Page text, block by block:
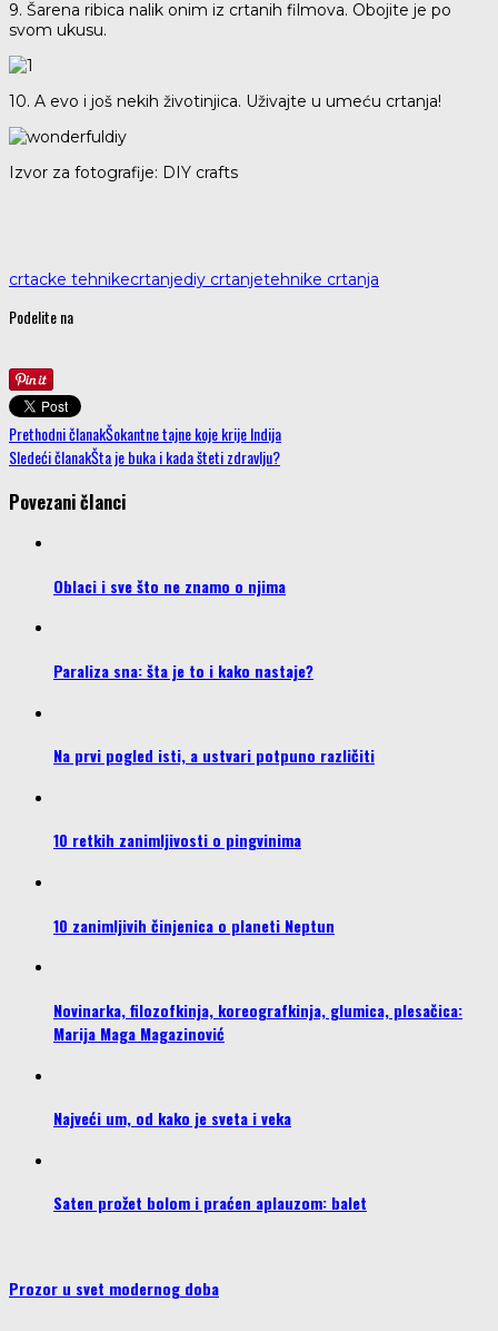
9. Šarena ribica nalik onim iz crtanih filmova. Obojite je po
svom ukusu.
10. A evo i još nekih životinjica. Uživajte u umeću crtanja!
Izvor za fotografije: DIY crafts
crtacke tehnikecrtanjediy crtanjetehnike crtanja
Podelite na
Prethodni članakŠokantne tajne koje krije Indija
Sledeći članakŠta je buka i kada šteti zdravlju?
Povezani članci
Oblaci i sve što ne znamo o njima
Paraliza sna: šta je to i kako nastaje?
Na prvi pogled isti, a ustvari potpuno različiti
10 retkih zanimljivosti o pingvinima
10 zanimljivih činjenica o planeti Neptun
Novinarka, filozofkinja, koreografkinja, glumica, plesačica:
Marija Maga Magazinović
Najveći um, od kako je sveta i veka
Saten prožet bolom i praćen aplauzom: balet
Prozor u svet modernog doba